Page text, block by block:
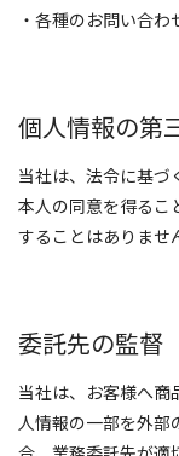
・各種のお問い合わ
個人情報の第
当社は、法令に基づ
本人の同意を得るこ
することはありませ
委託先の監督
当社は、お客様へ商
人情報の一部を外部